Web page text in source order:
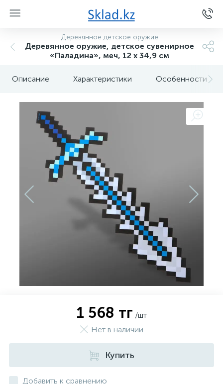
Деревянное детское оружие
Деревянное оружие, детское сувенирное
«Паладина», меч, 12 х 34,9 см
Описание Характеристики Особенности
1 568 тг /шт
Нет в наличии
Купить
Добавить к сравнению